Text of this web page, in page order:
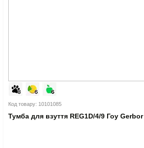
Код товару: 10101085
Тумба для взуття REG1D/4/9 Гоу Gerbor